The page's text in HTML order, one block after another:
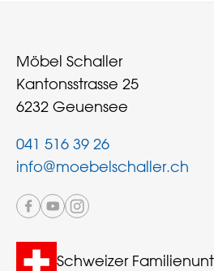
Möbel Schaller
Kantonsstrasse 25
6232 Geuensee
041 516 39 26
info@moebelschaller.ch
Schweizer